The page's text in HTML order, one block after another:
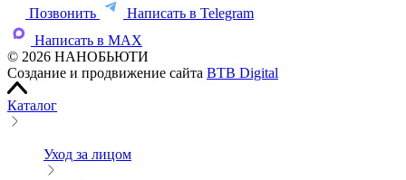
Позвонить
Написать в Telegram
Написать в MAX
© 2026 НАНОБЬЮТИ
Создание и продвижение сайта BTB Digital
Каталог
Уход за лицом